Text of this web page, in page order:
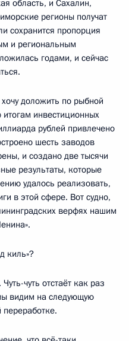
область, и Сахалин,
регионы получат
сохранится пропорция
и региональным
годами, и сейчас
доложить по рыбной
итогам инвестиционных
рублей привлечено
шесть заводов
и создано две тысячи
результаты, которые
удалось реализовать,
в этой сфере. Вот судно,
верфях нашим
киль»?
чуть отстаёт как раз
видим на следующую
переработке.